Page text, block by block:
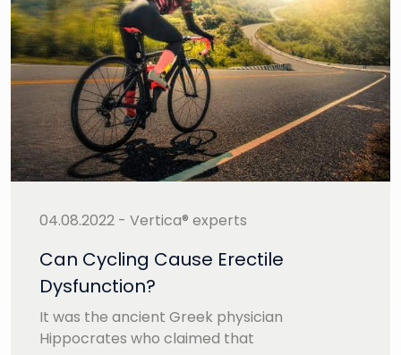
04.08.2022 - Vertica® experts
Can Cycling Cause Erectile
Dysfunction?
It was the ancient Greek physician
Hippocrates who claimed that